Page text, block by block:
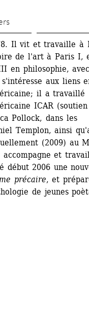
Il vit et travaille à
de l'art à Paris I,
en philosophie,
aux liens
il a travaillé
ICAR
Pollock, dans les
Templon, ainsi
(2009) au
et
début 2006 une
précaire, et
de jeunes